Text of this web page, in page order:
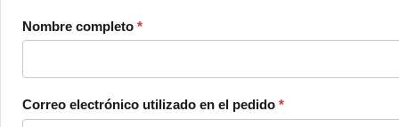
Nombre completo *
Correo electrónico utilizado en el pedido *